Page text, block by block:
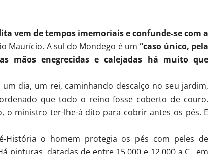
vem de tempos imemoriais e confunde-se com a
Maurício. A sul do Mondego é um“caso único, pela
mãos enegrecidas e calejadas há muito que
dia, um rei, caminhando descalço no seu jardim,
que todo o reino fosse coberto de couro.
o ministro ter-lhe-á dito para cobrir antes os pés. E
História o homem protegia os pés com peles de